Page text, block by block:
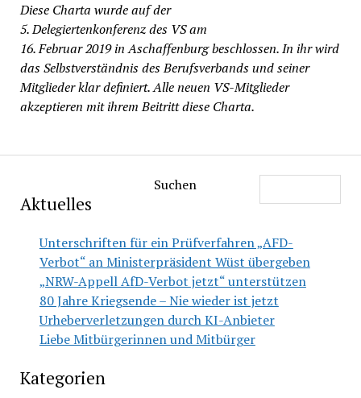
Diese Charta wurde auf der
5. Delegiertenkonferenz des VS am
16. Februar 2019 in Aschaffenburg beschlossen. In ihr wird
das Selbstverständnis des Berufsverbands und seiner
Mitglieder klar definiert. Alle neuen VS-Mitglieder
akzeptieren mit ihrem Beitritt diese Charta.
Suchen
Aktuelles
Unterschriften für ein Prüfverfahren „AFD-
Verbot“ an Ministerpräsident Wüst übergeben
„NRW-Appell AfD-Verbot jetzt“ unterstützen
80 Jahre Kriegsende – Nie wieder ist jetzt
Urheberverletzungen durch KI-Anbieter
Liebe Mitbürgerinnen und Mitbürger
Kategorien